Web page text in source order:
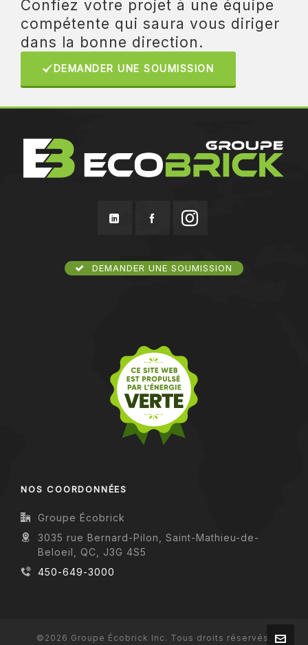
Confiez votre projet à une équipe
compétente qui saura vous diriger
dans la bonne direction.
DEMANDER UNE SOUMISSION
DEMANDER UNE SOUMISSION
NOS COORDONNÉES
Groupe Écobrick
3035 rue Bernard-Pilon, Saint-Mathieu-de-
Beloeil, QC, J3G 4S5
450-649-3000
©2026 Groupe Écobrick Inc. Tous droits réservés.